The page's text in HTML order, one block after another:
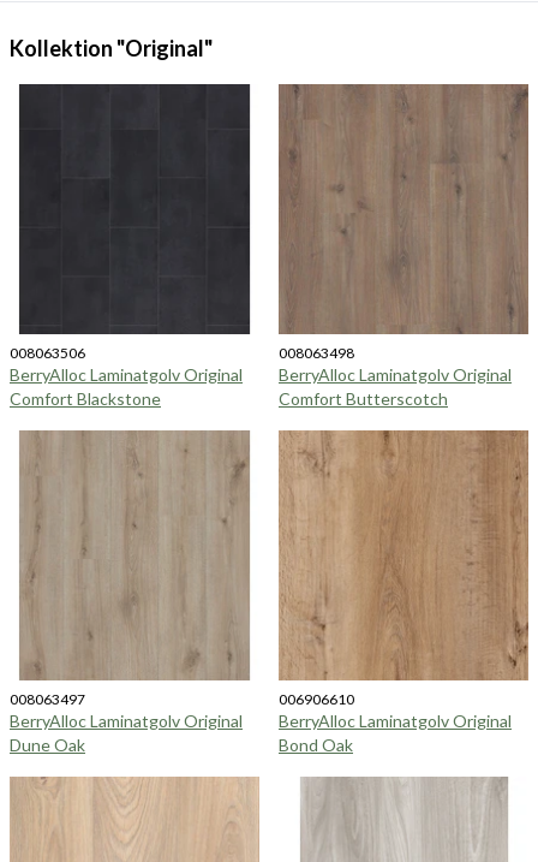
Kollektion "Original"
008063506
BerryAlloc Laminatgolv Original
Comfort Blackstone
008063498
BerryAlloc Laminatgolv Original
Comfort Butterscotch
008063497
BerryAlloc Laminatgolv Original
Dune Oak
006906610
BerryAlloc Laminatgolv Original
Bond Oak